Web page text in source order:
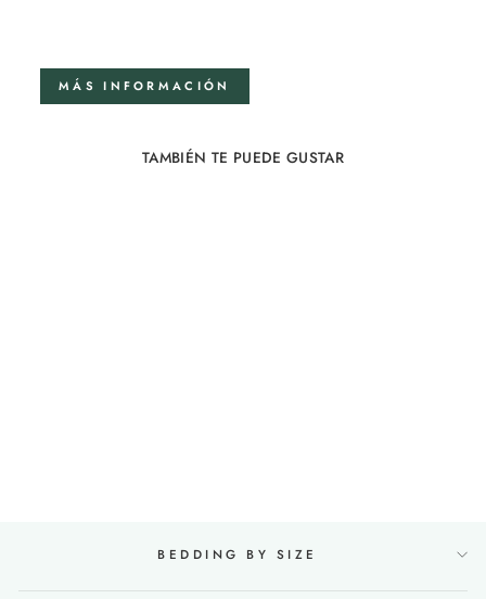
MÁS INFORMACIÓN
TAMBIÉN TE PUEDE GUSTAR
BEDDING BY SIZE